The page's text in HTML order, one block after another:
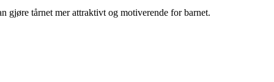
gjøre tårnet mer attraktivt og motiverende for barnet.